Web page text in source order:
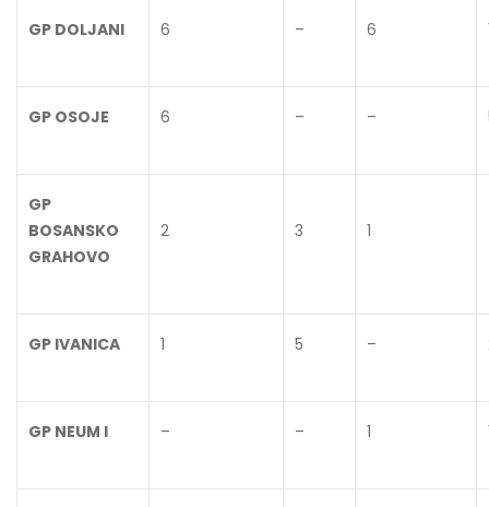
GP DOLJANI 6 – 6
GP OSOJE 6 – –
GP
BOSANSKO
GRAHOVO
2 3 1
GP IVANICA 1 5 –
GP NEUM I – – 1